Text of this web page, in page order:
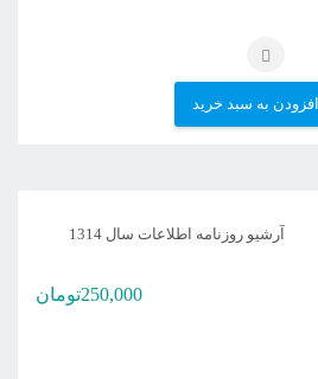
افزودن به سبد خرید
آرشیو روزنامه اطلاعات سال 1314
250,000تومان